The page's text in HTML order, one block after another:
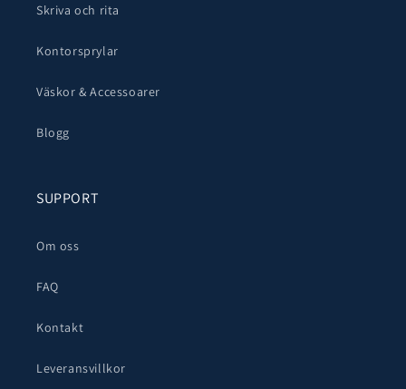
Skriva och rita
Kontorsprylar
Väskor & Accessoarer
Blogg
SUPPORT
Om oss
FAQ
Kontakt
Leveransvillkor